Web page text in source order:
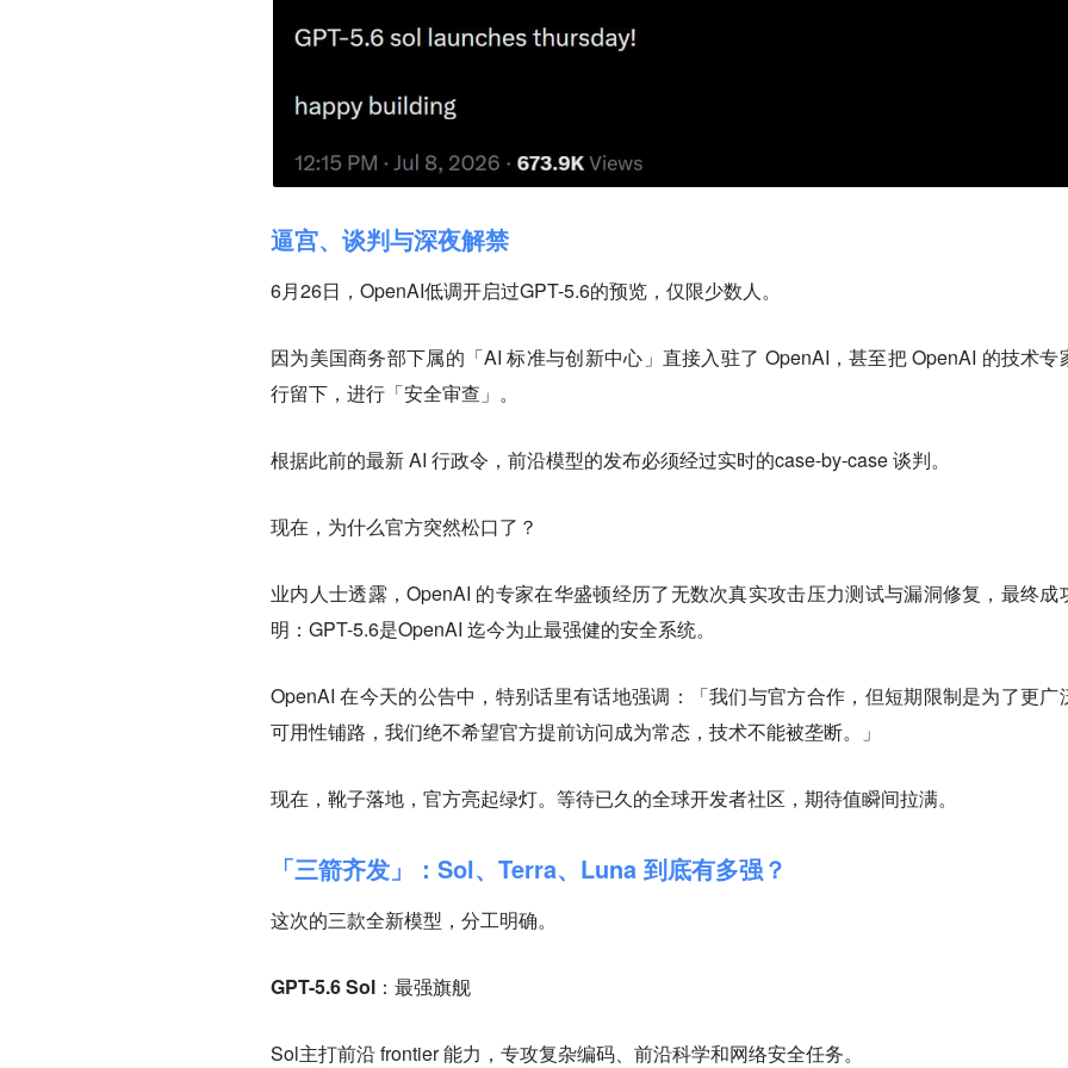
逼宫、谈判与深夜解禁
6月26日，OpenAI低调开启过GPT-5.6的预览，仅限少数人。
因为美国商务部下属的「AI 标准与创新中心」直接入驻了 OpenAI，甚至把 OpenAI 的技术专
行留下，进行「安全审查」。
根据此前的最新 AI 行政令，前沿模型的发布必须经过实时的case-by-case 谈判。
现在，为什么官方突然松口了？
业内人士透露，OpenAI 的专家在华盛顿经历了无数次真实攻击压力测试与漏洞修复，最终成
明：GPT-5.6是OpenAI 迄今为止最强健的安全系统。
OpenAI 在今天的公告中，特别话里有话地强调：「我们与官方合作，但短期限制是为了更广
可用性铺路，我们绝不希望官方提前访问成为常态，技术不能被垄断。」
现在，靴子落地，官方亮起绿灯。等待已久的全球开发者社区，期待值瞬间拉满。
「三箭齐发」：Sol、Terra、Luna 到底有多强？
这次的三款全新模型，分工明确。
GPT-5.6 Sol：最强旗舰
Sol主打前沿 frontier 能力，专攻复杂编码、前沿科学和网络安全任务。